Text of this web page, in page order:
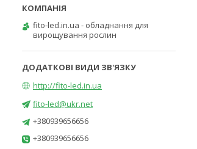
fito-led.in.ua - обладнання для
вирощування рослин
http://fito-led.in.ua
fito-led@ukr.net
+380939656656
+380939656656